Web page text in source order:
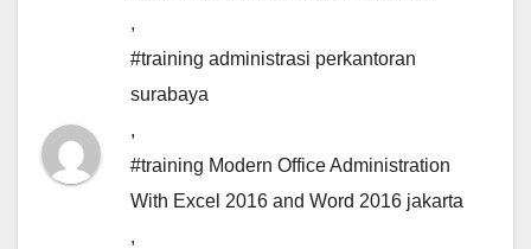
,
#training administrasi perkantoran
surabaya
,
#training Modern Office Administration
With Excel 2016 and Word 2016 jakarta
,